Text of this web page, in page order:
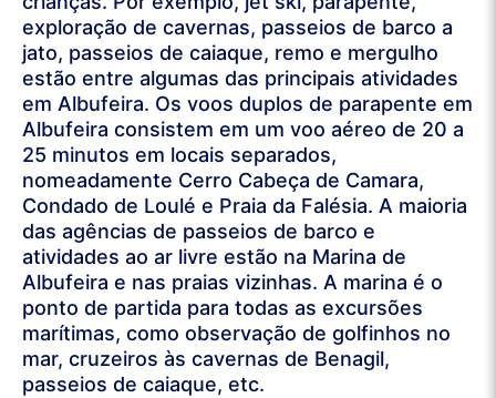
exploração de cavernas, passeios de barco a
jato, passeios de caiaque, remo e mergulho
estão entre algumas das principais atividades
em Albufeira. Os voos duplos de parapente em
Albufeira consistem em um voo aéreo de 20 a
25 minutos em locais separados,
nomeadamente Cerro Cabeça de Camara,
Condado de Loulé e Praia da Falésia. A maioria
das agências de passeios de barco e
atividades ao ar livre estão na Marina de
Albufeira e nas praias vizinhas. A marina é o
ponto de partida para todas as excursões
marítimas, como observação de golfinhos no
mar, cruzeiros às cavernas de Benagil,
passeios de caiaque, etc.